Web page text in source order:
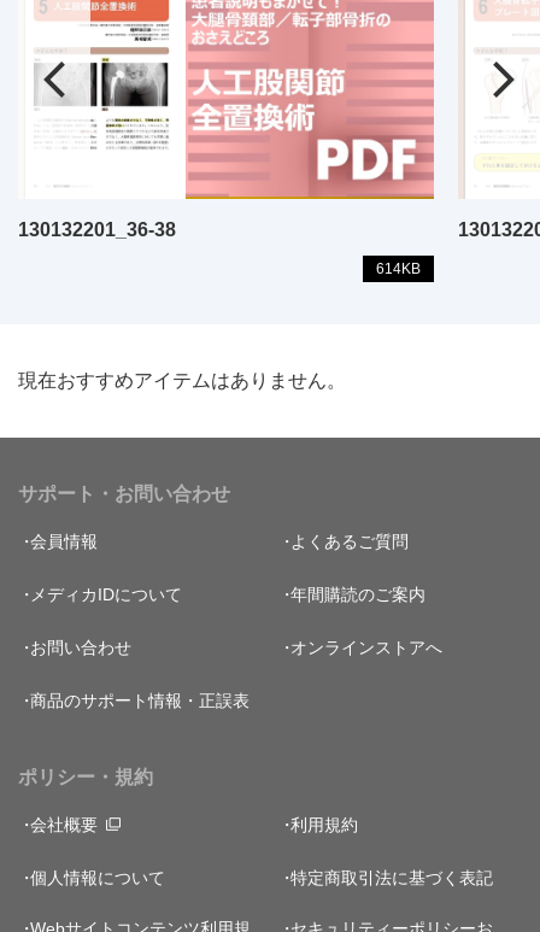
130132201_36-38
614KB
現在おすすめアイテムはありません。
サポート・お問い合わせ
会員情報 よくあるご質問
メディカIDについて 年間購読のご案内
お問い合わせ オンラインストアへ
商品のサポート情報・正誤表
ポリシー・規約
会社概要 利用規約
個人情報について 特定商取引法に基づく表記